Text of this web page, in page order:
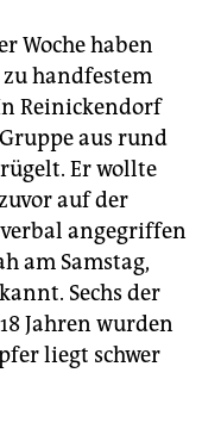
Woche haben
handfestem
Reinickendorf
aus rund
Er wollte
auf der
verbal angegriffen
am Samstag,
Sechs der
Jahren wurden
liegt schwer